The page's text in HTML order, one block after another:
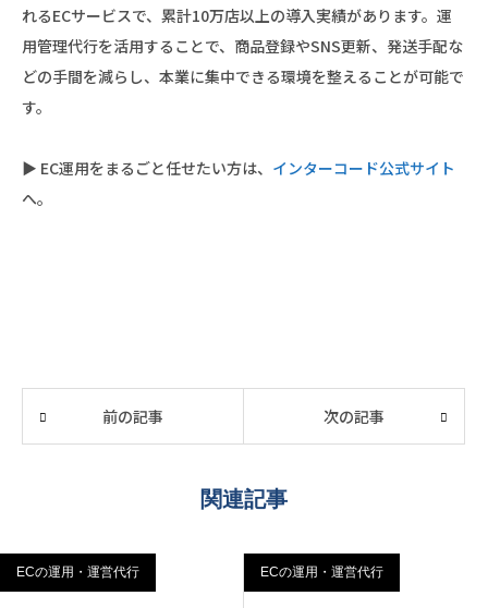
れるECサービスで、累計10万店以上の導入実績があります。運
用管理代行を活用することで、商品登録やSNS更新、発送手配な
どの手間を減らし、本業に集中できる環境を整えることが可能で
す。
▶ EC運用をまるごと任せたい方は、 インターコード公式サイト
へ。
前の記事 次の記事
関連記事
ECの運用・運営代行 ECの運用・運営代行